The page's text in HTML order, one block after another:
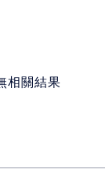
相關結果